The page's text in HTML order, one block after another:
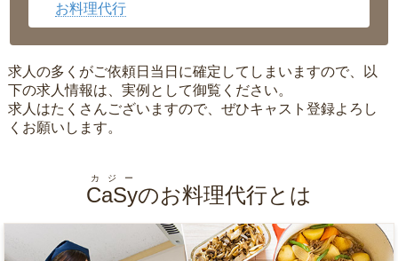
お料理代行
求人の多くがご依頼日当日に確定してしまいますので、以
下の求人情報は、実例として御覧ください。
求人はたくさんございますので、ぜひキャスト登録よろし
くお願いします。
CaSy
カジー
のお料理代行とは